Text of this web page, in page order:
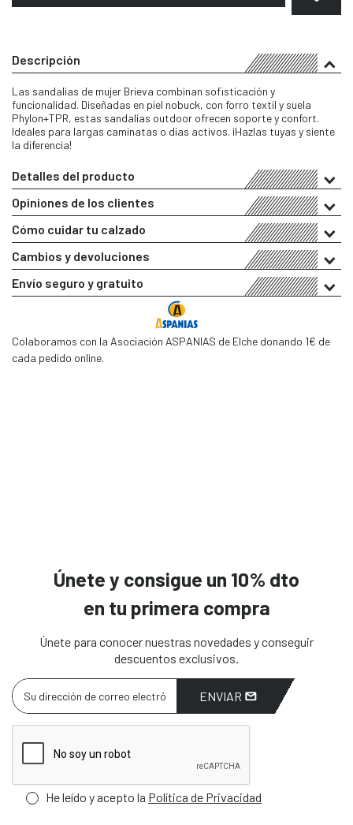
Descripción
Las sandalias de mujer Brieva combinan sofisticación y
funcionalidad. Diseñadas en piel nobuck, con forro textil y suela
Phylon+TPR, estas sandalias outdoor ofrecen soporte y confort.
Ideales para largas caminatas o días activos. ¡Hazlas tuyas y siente
la diferencia!
Detalles del producto
Opiniones de los clientes
Cómo cuidar tu calzado
Cambios y devoluciones
Envío seguro y gratuito
Colaboramos con la Asociación ASPANIAS de Elche donando 1€ de
cada pedido online.
Únete y consigue un 10% dto
en tu primera compra
Únete para conocer nuestras novedades y conseguir
descuentos exclusivos.
ENVIAR
He leído y acepto la Política de Privacidad